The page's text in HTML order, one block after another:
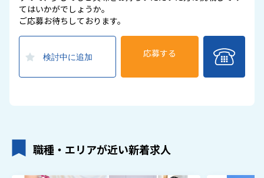
てはいかがでしょうか。
ご応募お待ちしております。
検討中に追加 応募する
職種・エリアが近い新着求人